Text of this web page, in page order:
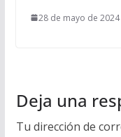
28 de mayo de 2024
Deja una
Tu dirección de